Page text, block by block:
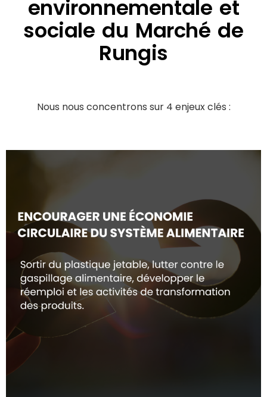
environnementale et
sociale du Marché de
Rungis
Nous nous concentrons sur 4 enjeux clés :‍